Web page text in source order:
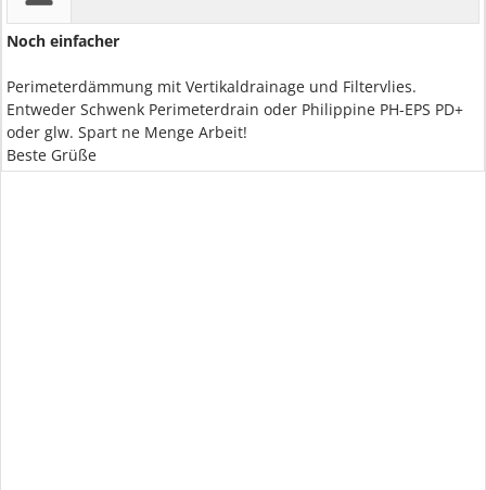
Noch einfacher
Perimeterdämmung mit Vertikaldrainage und Filtervlies.
Entweder Schwenk Perimeterdrain oder Philippine PH-EPS PD+
oder glw. Spart ne Menge Arbeit!
Beste Grüße